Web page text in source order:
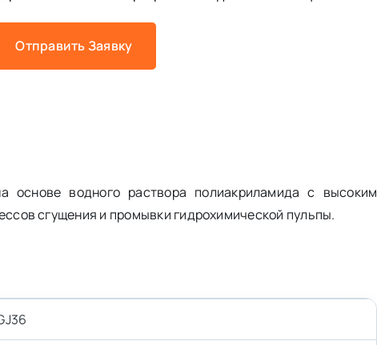
Отправить Заявку
водного раствора полиакриламида с высоким
сгущения и промывки гидрохимической пульпы.